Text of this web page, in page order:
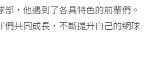
部，他遇到了各具特色的前輩們。
們共同成長，不斷提升自己的網球